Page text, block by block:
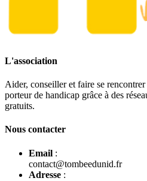
L'association
Aider, conseiller et faire se
porteur de handicap grâce à des
gratuits.
Nous contacter
Email :
contact@tombeedunid.fr
Adresse :